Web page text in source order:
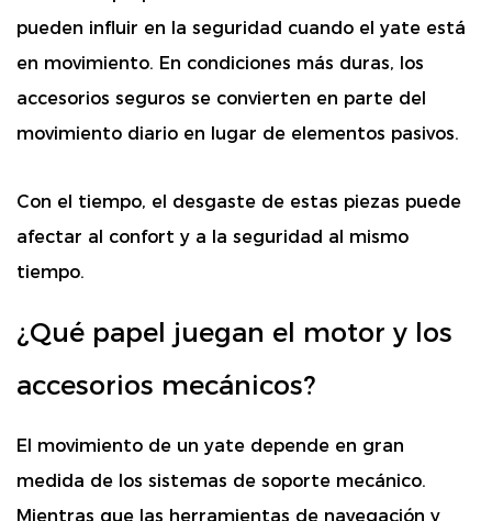
pueden influir en la seguridad cuando el yate está
en movimiento. En condiciones más duras, los
accesorios seguros se convierten en parte del
movimiento diario en lugar de elementos pasivos.
Con el tiempo, el desgaste de estas piezas puede
afectar al confort y a la seguridad al mismo
tiempo.
¿Qué papel juegan el motor y los
accesorios mecánicos?
El movimiento de un yate depende en gran
medida de los sistemas de soporte mecánico.
Mientras que las herramientas de navegación y